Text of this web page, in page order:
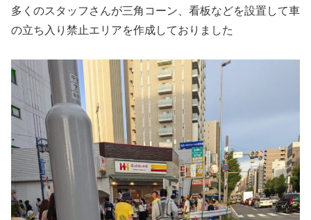
多くのスタッフさんが三角コーン、看板などを設置して車
の立ち入り禁止エリアを作成しておりました